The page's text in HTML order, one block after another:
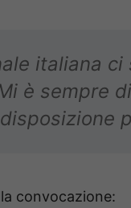
italiana
è sempre
convocazione: